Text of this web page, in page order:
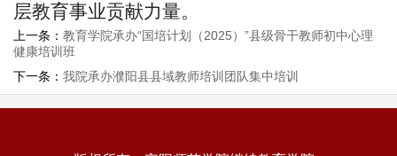
层教育事业贡献力量。
上一条： 教育学院承办“国培计划（2025）”县级骨干教师初中心理
健康培训班
下一条： 我院承办濮阳县县域教师培训团队集中培训